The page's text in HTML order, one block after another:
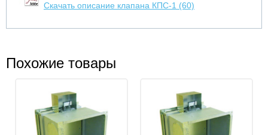
Скачать описание клапана КПС-1 (60)
Похожие товары